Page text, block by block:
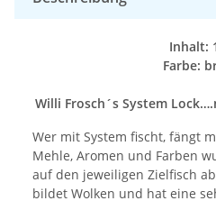
Inhalt:
Farbe:
Willi Frosch´s System
Wer mit System fischt, fängt
Mehle, Aromen und Farben
auf den jeweiligen Zielfisch
bildet Wolken und hat eine